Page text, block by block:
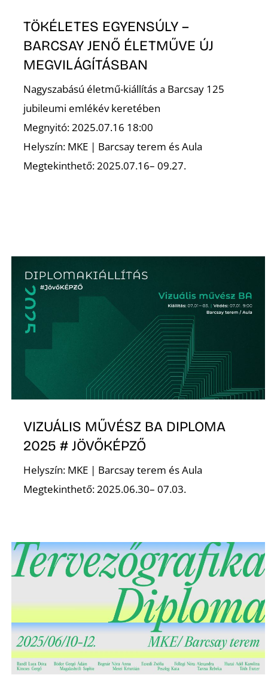
TÖKÉLETES EGYENSÚLY –
BARCSAY JENŐ ÉLETMŰVE ÚJ
MEGVILÁGÍTÁSBAN
Nagyszabású életmű-kiállítás a Barcsay 125
jubileumi emlékév keretében
Megnyitó: 2025.07.16 18:00
Helyszín: MKE | Barcsay terem és Aula
Megtekinthető: 2025.07.16– 09.27.
VIZUÁLIS MŰVÉSZ BA DIPLOMA
2025 # JÖVŐKÉPZŐ
Helyszín: MKE | Barcsay terem és Aula
Megtekinthető: 2025.06.30– 07.03.